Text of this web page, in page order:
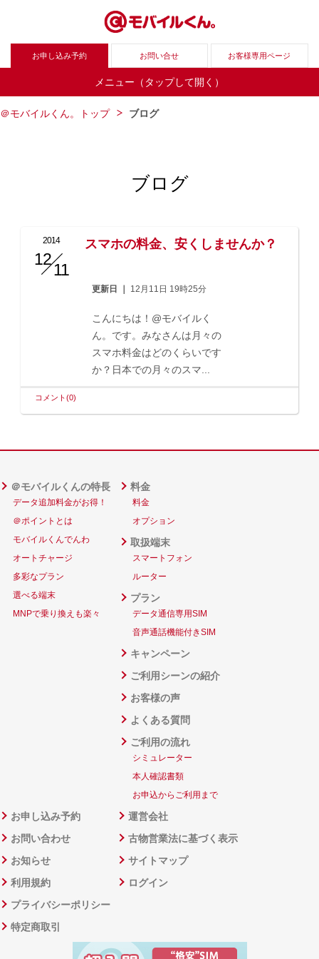
お申し込み予約 お問い合せ お客様専用ページ
メニュー（タップして開く）
＠モバイルくん。トップ ブログ
ブログ
2014
12
11
スマホの料金、安くしませんか？
更新日 ｜ 12月11日 19時25分
こんにちは！@モバイルく
ん。です。みなさんは月々の
スマホ料金はどのくらいです
か？日本での月々のスマ...
コメント(0)
＠モバイルくんの特長
データ追加料金がお得！
＠ポイントとは
モバイルくんでんわ
オートチャージ
多彩なプラン
選べる端末
MNPで乗り換えも楽々
料金
料金
オプション
取扱端末
スマートフォン
ルーター
プラン
データ通信専用SIM
音声通話機能付きSIM
キャンペーン
ご利用シーンの紹介
お客様の声
よくある質問
ご利用の流れ
シミュレーター
本人確認書類
お申込からご利用まで
お申し込み予約
お問い合わせ
お知らせ
利用規約
プライバシーポリシー
特定商取引
運営会社
古物営業法に基づく表示
サイトマップ
ログイン